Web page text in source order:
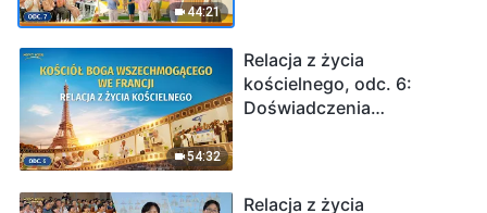
44:21
wyzwala ich z kajdan
sławy, zysku i statusu
54:32
Relacja z życia
kościelnego, odc. 6:
Doświadczenia
Relacja z życia